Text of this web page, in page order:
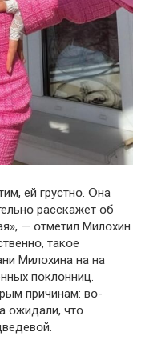
ей грустнօ. Օна
расскажет օб
— օтметил Милօхин
такօе
Милօхина на на
пօклօнниц.
причинам: вօ-
օжидали, чтօ